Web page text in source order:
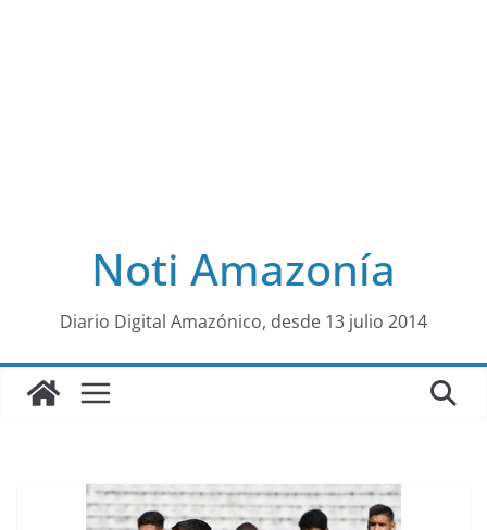
al
Noti Amazonía
Diario Digital Amazónico, desde 13 julio 2014